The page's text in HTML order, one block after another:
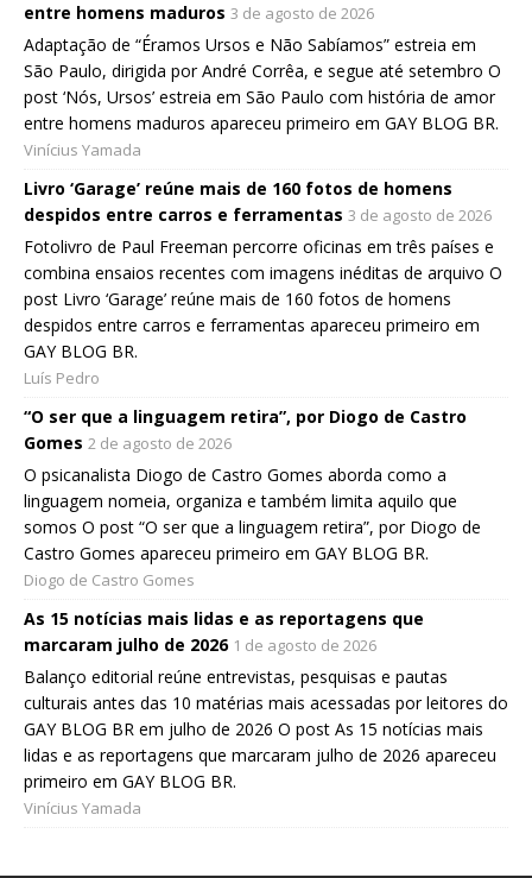
entre homens maduros 3 de agosto de 2026
Adaptação de “Éramos Ursos e Não Sabíamos” estreia em
São Paulo, dirigida por André Corrêa, e segue até setembro O
post ‘Nós, Ursos’ estreia em São Paulo com história de amor
entre homens maduros apareceu primeiro em GAY BLOG BR.
Vinícius Yamada
Livro ‘Garage’ reúne mais de 160 fotos de homens
despidos entre carros e ferramentas 3 de agosto de 2026
Fotolivro de Paul Freeman percorre oficinas em três países e
combina ensaios recentes com imagens inéditas de arquivo O
post Livro ‘Garage’ reúne mais de 160 fotos de homens
despidos entre carros e ferramentas apareceu primeiro em
GAY BLOG BR.
Luís Pedro
“O ser que a linguagem retira”, por Diogo de Castro
Gomes 2 de agosto de 2026
O psicanalista Diogo de Castro Gomes aborda como a
linguagem nomeia, organiza e também limita aquilo que
somos O post “O ser que a linguagem retira”, por Diogo de
Castro Gomes apareceu primeiro em GAY BLOG BR.
Diogo de Castro Gomes
As 15 notícias mais lidas e as reportagens que
marcaram julho de 2026 1 de agosto de 2026
Balanço editorial reúne entrevistas, pesquisas e pautas
culturais antes das 10 matérias mais acessadas por leitores do
GAY BLOG BR em julho de 2026 O post As 15 notícias mais
lidas e as reportagens que marcaram julho de 2026 apareceu
primeiro em GAY BLOG BR.
Vinícius Yamada